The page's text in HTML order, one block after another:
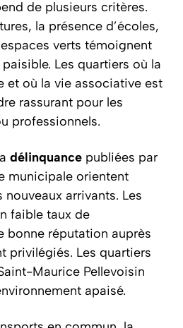
de plusieurs critères.
la présence d’écoles,
verts témoignent
Les quartiers où la
et où la vie associative est
rassurant pour les
professionnels.
délinquance publiées par
municipale orientent
arrivants. Les
faible taux de
bonne réputation auprès
privilégiés. Les quartiers
Maurice Pellevoisin
apaisé.